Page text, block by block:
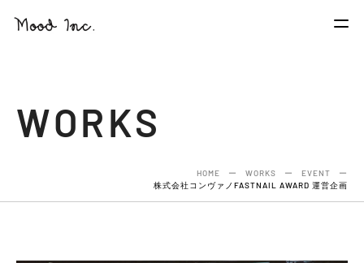
WORKS
HOME ー WORKS ー EVENT
ー
株式会社コンヴァノFASTNAIL AWARD 運営企画